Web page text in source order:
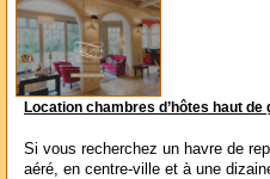
Location chambres d’hôtes haut de
Si vous recherchez un havre de
aéré, en centre-ville et à une